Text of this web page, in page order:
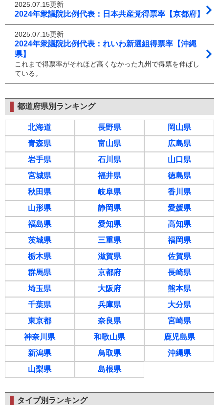
2025.07.15更新
2024年衆議院比例代表：日本共産党得票率【京都府】
2025.07.15更新
2024年衆議院比例代表：れいわ新選組得票率【沖縄
県】
これまで得票率がそれほど高くなかった九州で得票を伸ばし
ている。
都道府県別ランキング
北海道
青森県
岩手県
宮城県
秋田県
山形県
福島県
茨城県
栃木県
群馬県
埼玉県
千葉県
東京都
神奈川県
新潟県
山梨県
長野県
富山県
石川県
福井県
岐阜県
静岡県
愛知県
三重県
滋賀県
京都府
大阪府
兵庫県
奈良県
和歌山県
鳥取県
島根県
岡山県
広島県
山口県
徳島県
香川県
愛媛県
高知県
福岡県
佐賀県
長崎県
熊本県
大分県
宮崎県
鹿児島県
沖縄県
タイプ別ランキング